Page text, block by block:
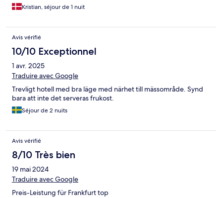
Kristian, séjour de 1 nuit
Avis vérifié
10/10 Exceptionnel
1 avr. 2025
Traduire avec Google
Trevligt hotell med bra läge med närhet till mässområde. Synd
bara att inte det serveras frukost.
Séjour de 2 nuits
Avis vérifié
8/10 Très bien
19 mai 2024
Traduire avec Google
Preis-Leistung für Frankfurt top